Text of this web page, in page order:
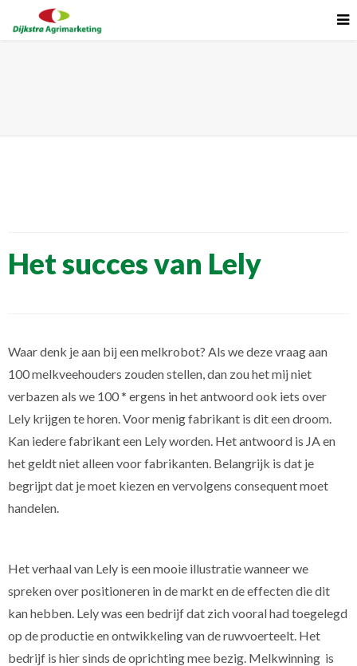
Het succes van Lely
Waar denk je aan bij een melkrobot? Als we deze vraag aan
100 melkveehouders zouden stellen, dan zou het mij niet
verbazen als we 100 * ergens in het antwoord ook iets over
Lely krijgen te horen. Voor menig fabrikant is dit een droom.
Kan iedere fabrikant een Lely worden. Het antwoord is JA en
het geldt niet alleen voor fabrikanten. Belangrijk is dat je
begrijpt dat je moet kiezen en vervolgens consequent moet
handelen.
Het verhaal van Lely is een mooie illustratie wanneer we
spreken over positioneren in de markt en de effecten die dit
kan hebben. Lely was een bedrijf dat zich vooral had toegelegd
op de productie en ontwikkeling van de ruwvoerteelt. Het
bedrijf is hier sinds de oprichting mee bezig. Melkwinning is